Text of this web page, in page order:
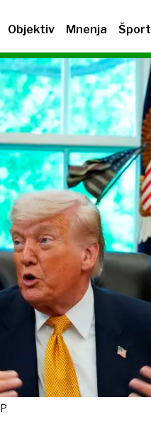
Objektiv Mnenja Šport